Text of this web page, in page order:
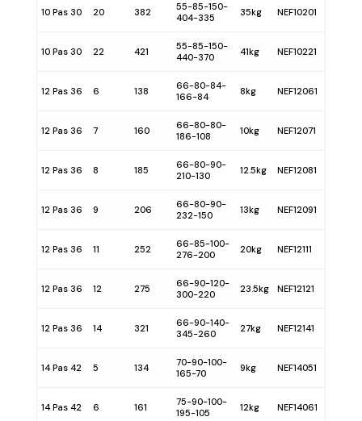
10 Pas 30 20 382
55-85-150-
404-335
35kg NEF10201
10 Pas 30 22 421
55-85-150-
440-370
41kg NEF10221
12 Pas 36 6 138
66-80-84-
166-84
8kg NEF12061
12 Pas 36 7 160
66-80-80-
186-108
10kg NEF12071
12 Pas 36 8 185
66-80-90-
210-130
12.5kg NEF12081
12 Pas 36 9 206
66-80-90-
232-150
13kg NEF12091
12 Pas 36 11 252
66-85-100-
276-200
20kg NEF12111
12 Pas 36 12 275
66-90-120-
300-220
23.5kg NEF12121
12 Pas 36 14 321
66-90-140-
345-260
27kg NEF12141
14 Pas 42 5 134
70-90-100-
165-70
9kg NEF14051
14 Pas 42 6 161
75-90-100-
195-105
12kg NEF14061